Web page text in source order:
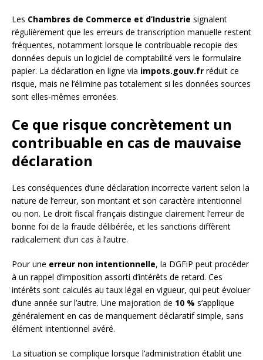
Les Chambres de Commerce et d’Industrie signalent
régulièrement que les erreurs de transcription manuelle restent
fréquentes, notamment lorsque le contribuable recopie des
données depuis un logiciel de comptabilité vers le formulaire
papier. La déclaration en ligne via impots.gouv.fr réduit ce
risque, mais ne l’élimine pas totalement si les données sources
sont elles-mêmes erronées.
Ce que risque concrètement un
contribuable en cas de mauvaise
déclaration
Les conséquences d’une déclaration incorrecte varient selon la
nature de l’erreur, son montant et son caractère intentionnel
ou non. Le droit fiscal français distingue clairement l’erreur de
bonne foi de la fraude délibérée, et les sanctions diffèrent
radicalement d’un cas à l’autre.
Pour une erreur non intentionnelle, la DGFiP peut procéder
à un rappel d’imposition assorti d’intérêts de retard. Ces
intérêts sont calculés au taux légal en vigueur, qui peut évoluer
d’une année sur l’autre. Une majoration de 10 % s’applique
généralement en cas de manquement déclaratif simple, sans
élément intentionnel avéré.
La situation se complique lorsque l’administration établit une